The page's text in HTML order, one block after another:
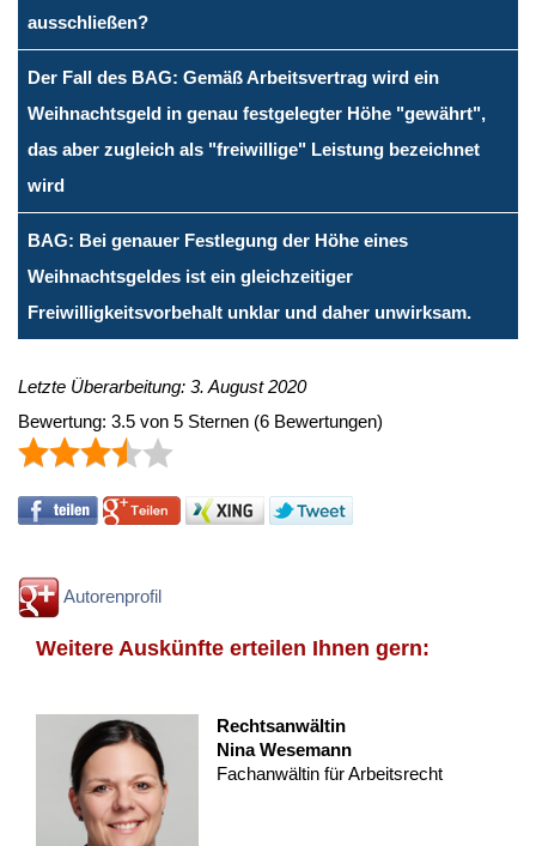
ausschließen?
Der Fall des BAG: Gemäß Arbeitsvertrag wird ein
Weihnachtsgeld in genau festgelegter Höhe "gewährt",
das aber zugleich als "freiwillige" Leistung bezeichnet
wird
BAG: Bei genauer Festlegung der Höhe eines
Weihnachtsgeldes ist ein gleichzeitiger
Freiwilligkeitsvorbehalt unklar und daher unwirksam.
Letzte Überarbeitung: 3. August 2020
Bewertung: 3.5 von 5 Sternen (6 Bewertungen)
Autorenprofil
Weitere Auskünfte erteilen Ihnen gern:
Rechtsanwältin
Nina Wesemann
Fachanwältin für Arbeitsrecht